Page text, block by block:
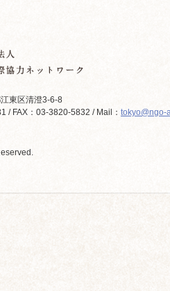
東区清澄3-6-8
/ FAX：03-3820-5832 / Mail： tokyo@ngo-